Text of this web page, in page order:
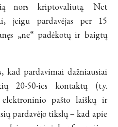
nors kriptovaliutą. Net
jeigu pardavėjas per 15
„ne“ padėkotų ir baigtų
kad pardavimai dažniausiai
20-50-ies kontaktų (t.y.
pašto laiškų ir
pardavėjo tikslų – kad apie